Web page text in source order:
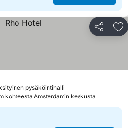
Jaa
pysäköintihalli
kohteesta Amsterdamin keskusta